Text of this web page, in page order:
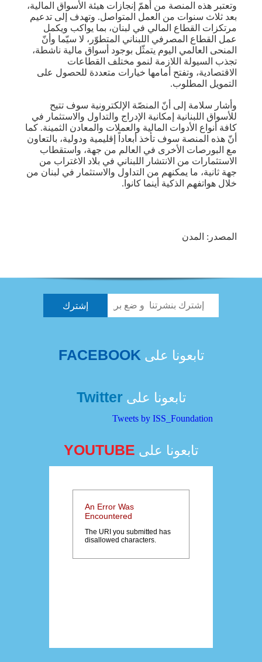
وتعتبر هذه المنصة من أهمّ إنجازات هيئة الأسواق المالية،
بعد ثلاث سنوات من العمل المتواصل. وتهدف إلى تدعيم
مرتكزات القطاع المالي في لبنان، بما يواكب ويكمل
عمل القطاع المصرفي اللبناني المتطوّر، لا سيّما وأنّ
المنحى العالمي اليوم يتمثّل بوجود أسواق مالية ناشطة،
تجذب السيولة اللازمة لنمو مختلف القطاعات
الاقتصادية، وتفتح أمامها خيارات متعددة للحصول على
التمويل المطلوب.
وأشار سلامة إلى أنّ المنصّة الإلكترونية سوف تتيح
للأسواق اللبنانية إمكانية الإدراج والتداول والاستثمار في
كافة أنواع الأدوات المالية والعملات والمعادن الثمينة. كما
أنّ هذه المنصة سوف تأخذ أبعاداً إقليمية ودولية، بالتعاون
مع البورصات الأخرى في العالم من جهة، واستقطاب
الاستثمارات من الانتشار اللبناني في بلاد الاغتراب من
جهة ثانية، ما يمكنهم من التداول والاستثمار في لبنان من
خلال هواتفهم الذكية أينما كانوا.
المصدر: المدن
تابعونا علىFACEBOOK
تابعونا علىTwitter
Tweets by ISS_Foundation
تابعونا على YOUTUBE